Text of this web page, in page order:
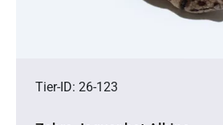
Tier-ID: 26-123